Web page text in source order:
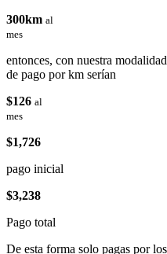
300km al
mes
entonces, con nuestra modalidad
de pago por km serían
$126 al
mes
$1,726
pago inicial
$3,238
Pago total
De esta forma solo pagas por